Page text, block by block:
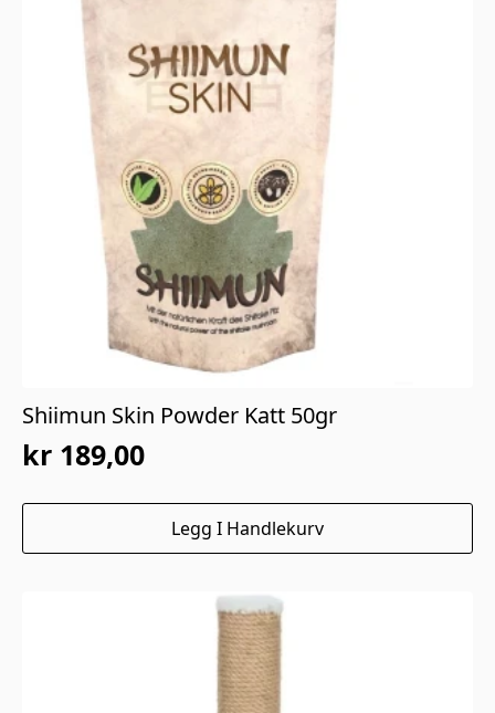
Shiimun Skin Powder Katt 50gr
kr 189,00
Legg I Handlekurv